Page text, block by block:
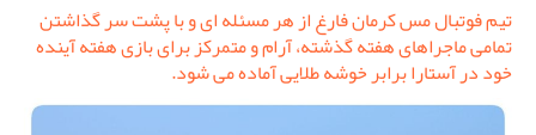
تیم فوتبال مس کرمان فارغ از هر مسئله ای و با پشت سر گذاشتن
تمامی ماجراهای هفته گذشته، آرام و متمرکز برای بازی هفته آینده
خود در آستارا برابر خوشه طلایی آماده می شود.